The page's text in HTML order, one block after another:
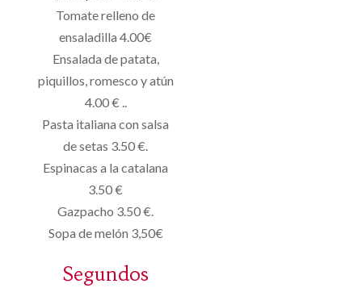
Tomate relleno de
ensaladilla 4.00€
Ensalada de patata,
piquillos, romesco y atún
4.00 € ..
Pasta italiana con salsa
de setas 3.50 €.
Espinacas a la catalana
3.50 €
Gazpacho 3.50 €.
Sopa de melón 3,50€
Segundos